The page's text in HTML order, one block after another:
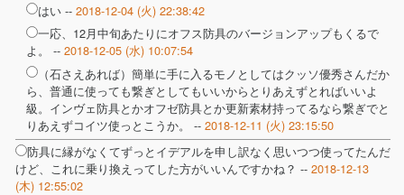
はい -- 2018-12-04 (火) 22:38:42
一応、12月中旬あたりにオフス防具のバージョンアップもくるで
よ。 -- 2018-12-05 (水) 10:07:54
（石さえあれば）簡単に手に入るモノとしてはクッソ優秀さんだか
ら、普通に使っても繋ぎとしてもいいからとりあえずとればいいよ
級。インヴェ防具とかオフゼ防具とか更新素材持ってるなら繋ぎでと
りあえずコイツ使っとこうか。 -- 2018-12-11 (火) 23:15:50
防具に縁がなくてずっとイデアルを申し訳なく思いつつ使ってたんだ
けど、これに乗り換えってした方がいいんですかね？ -- 2018-12-13
(木) 12:55:02